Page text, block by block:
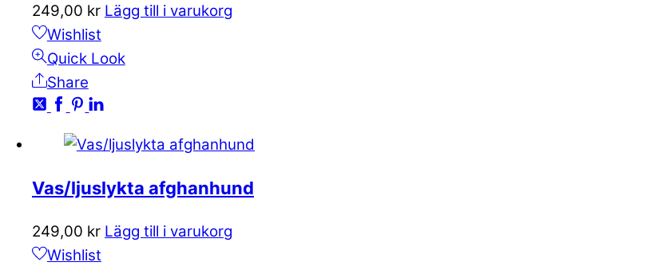
249,00 kr Lägg till i varukorg
Wishlist
Quick Look
Share
Vas/ljuslykta afghanhund
249,00 kr Lägg till i varukorg
Wishlist